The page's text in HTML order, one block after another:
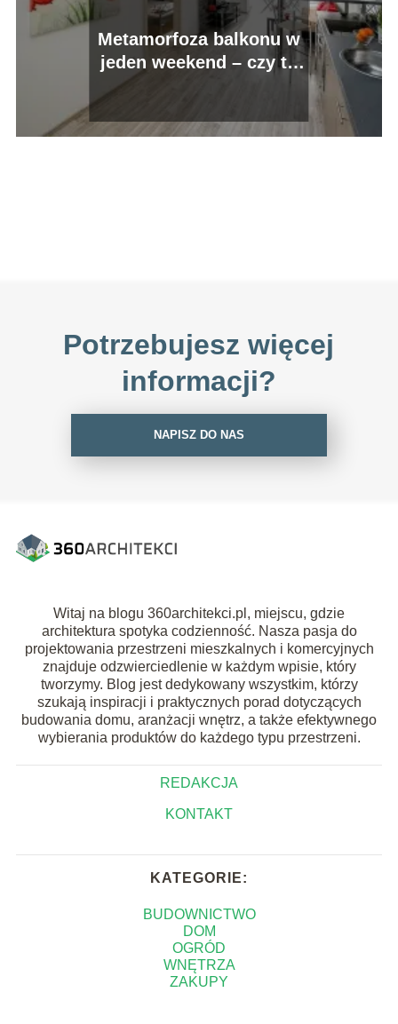
Metamorfoza balkonu w
jeden weekend – czy to
Potrzebujesz więcej
informacji?
NAPISZ DO NAS
Witaj na blogu 360architekci.pl, miejscu, gdzie
architektura spotyka codzienność. Nasza pasja do
projektowania przestrzeni mieszkalnych i komercyjnych
znajduje odzwierciedlenie w każdym wpisie, który
tworzymy. Blog jest dedykowany wszystkim, którzy
szukają inspiracji i praktycznych porad dotyczących
budowania domu, aranżacji wnętrz, a także efektywnego
wybierania produktów do każdego typu przestrzeni.
REDAKCJA
KONTAKT
KATEGORIE:
BUDOWNICTWO
DOM
OGRÓD
WNĘTRZA
ZAKUPY